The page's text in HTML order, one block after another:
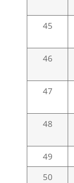
45
46
47
48
49
50